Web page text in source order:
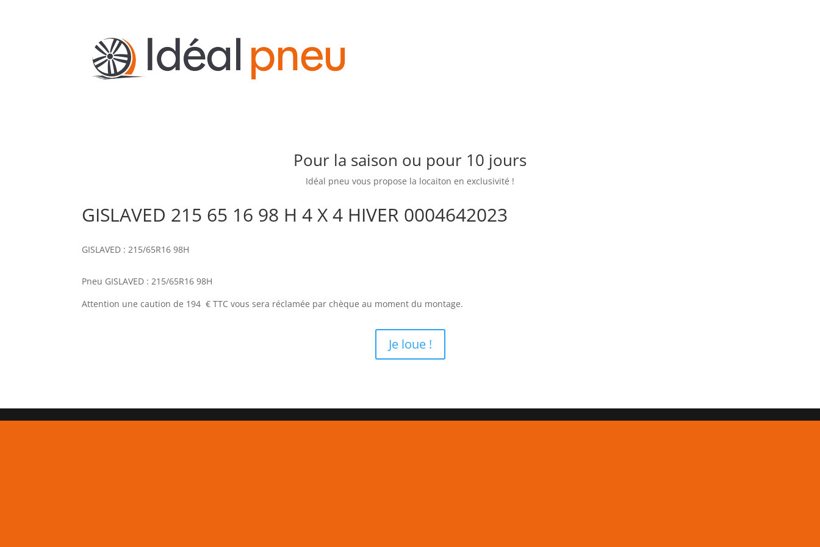
Pour la saison ou pour 10 jours
Idéal pneu vous propose la locaiton en exclusivité !
GISLAVED 215 65 16 98 H 4 X 4 HIVER 0004642023
GISLAVED : 215/65R16 98H
Pneu GISLAVED : 215/65R16 98H
Attention une caution de 194 € TTC vous sera réclamée par chèque au moment du montage.
Je loue !